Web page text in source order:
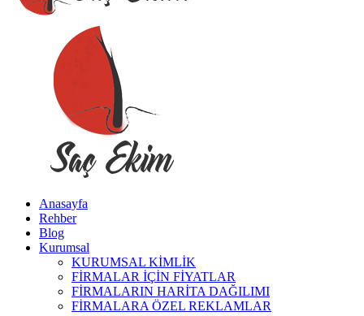
Anasayfa
Rehber
Blog
Kurumsal
KURUMSAL KİMLİK
FİRMALAR İÇİN FİYATLAR
FİRMALARIN HARİTA DAĞILIMI
FİRMALARA ÖZEL REKLAMLAR